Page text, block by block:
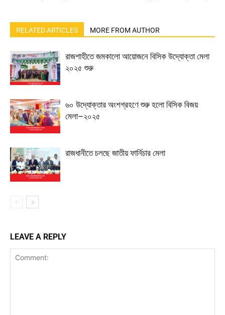
RELATED ARTICLES MORE FROM AUTHOR
রাজশাহীতে জমকালো আয়োজনে বিসিক উদ্যোক্তা মেলা
২০২৫ শুরু
৬০ উদ্যোক্তার অংশগ্রহণে শুরু হলো বিসিক বিজয়
মেলা–২০২৫
রাজধানীতে চলছে জাতীয় ফার্নিচার মেলা
LEAVE A REPLY